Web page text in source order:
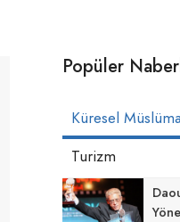
Popüler
Küresel
Turizm